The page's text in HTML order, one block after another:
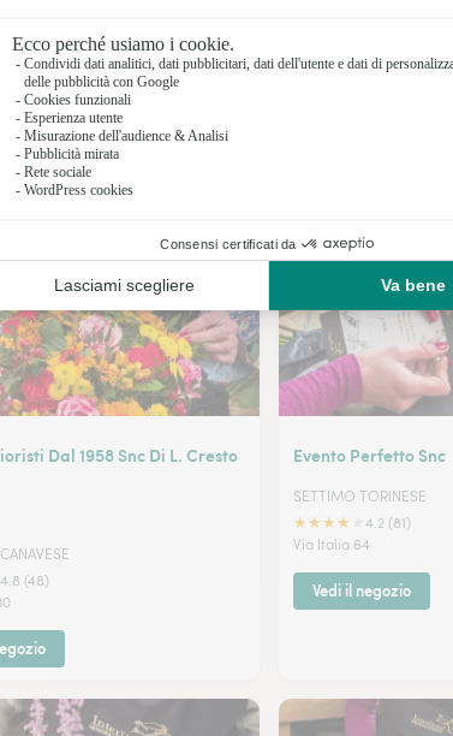
Dal 1958 Snc Di L. Cresto
4.8 (48)
Evento Perfetto Snc
SETTIMO TORINESE
★★★★
4.2 (81)
Via Italia 64
Vedi il negozio